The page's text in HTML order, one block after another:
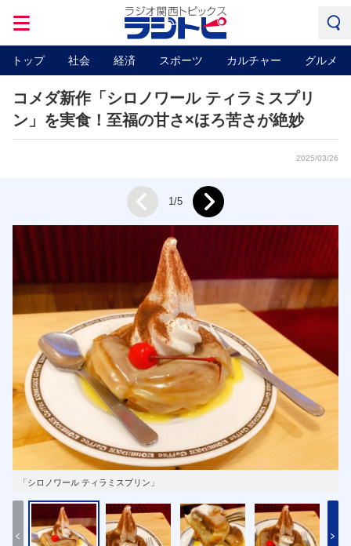
トップ 社会 経済 スポーツ カルチャー グルメ
コメダ新作「シロノワール ティラミスプリ
ン」を実食！至福の甘さ×ほろ苦さが絶妙
2025/03/26
「シロノワール ティラミスプリン」
Prev 1/5 Next